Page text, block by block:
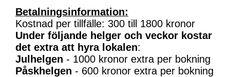
Betalningsinformation:
Kostnad per tillfälle: 300 till 1800 kronor
Under följande helger och veckor kostar
det extra att hyra lokalen:
Julhelgen - 1000 kronor extra per bokning
Påskhelgen - 600 kronor extra per bokning